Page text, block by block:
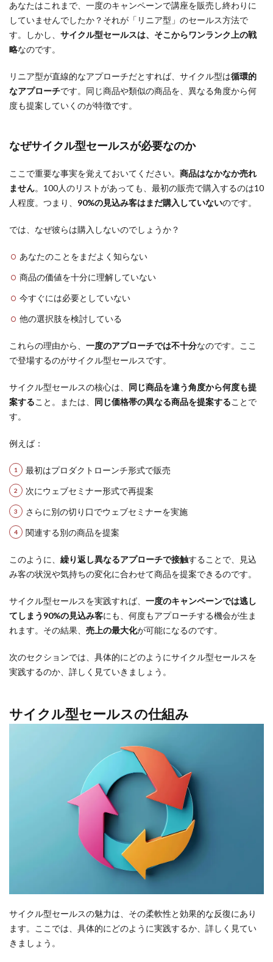
あなたはこれまで、一度のキャンペーンで講座を販売し終わりに
していませんでしたか？それが「リニア型」のセールス方法で
す。しかし、 サイクル型セールスは、そこからワンランク上の戦
略なのです。
リニア型が直線的なアプローチだとすれば、サイクル型は循環的
なアプローチです。同じ商品や類似の商品を、異なる角度から何
度も提案していくのが特徴です。
なぜサイクル型セールスが必要なのか
ここで重要な事実を覚えておいてください。 商品はなかなか売れ
ません。100人のリストがあっても、最初の販売で購入するのは10
人程度。つまり、 90%の見込み客はまだ購入していないのです。
では、なぜ彼らは購入しないのでしょうか？
あなたのことをまだよく知らない
商品の価値を十分に理解していない
今すぐには必要としていない
他の選択肢を検討している
これらの理由から、 一度のアプローチでは不十分なのです。ここ
で登場するのがサイクル型セールスです。
サイクル型セールスの核心は、 同じ商品を違う角度から何度も提
案すること。または、 同じ価格帯の異なる商品を提案することで
す。
例えば：
最初はプロダクトローンチ形式で販売
次にウェブセミナー形式で再提案
さらに別の切り口でウェブセミナーを実施
関連する別の商品を提案
このように、 繰り返し異なるアプローチで接触することで、見込
み客の状況や気持ちの変化に合わせて商品を提案できるのです。
サイクル型セールスを実践すれば、 一度のキャンペーンでは逃し
てしまう90%の見込み客にも、何度もアプローチする機会が生ま
れます。その結果、 売上の最大化が可能になるのです。
次のセクションでは、具体的にどのようにサイクル型セールスを
実践するのか、詳しく見ていきましょう。
サイクル型セールスの仕組み
サイクル型セールスの魅力は、その柔軟性と効果的な反復にあり
ます。ここでは、具体的にどのように実践するか、詳しく見てい
きましょう。